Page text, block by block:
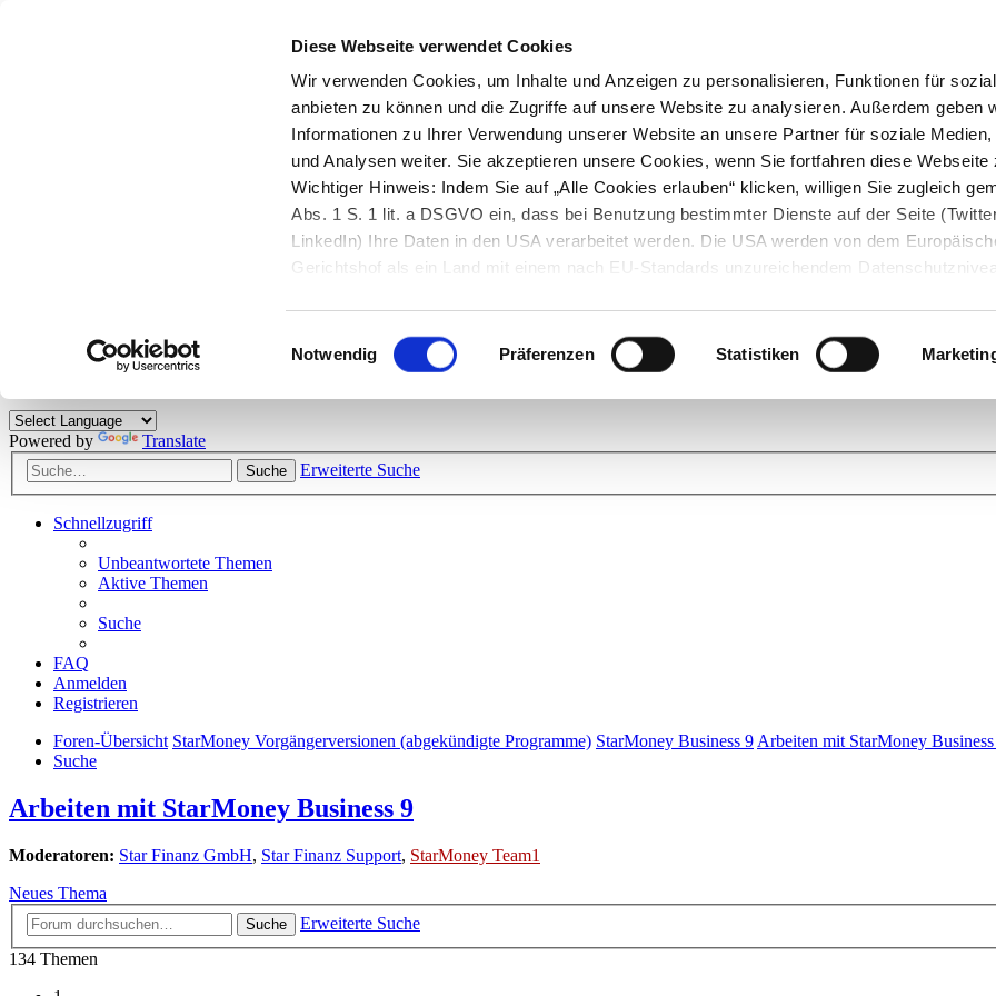
Diese Webseite verwendet Cookies
Wir verwenden Cookies, um Inhalte und Anzeigen zu personalisieren, Funktionen für
anbieten zu können und die Zugriffe auf unsere Website zu analysieren. Außerdem geben
Informationen zu Ihrer Verwendung unserer Website an unsere Partner für soziale Medien,
und Analysen weiter. Sie akzeptieren unsere Cookies, wenn Sie fortfahren diese Webseite
Wichtiger Hinweis: Indem Sie auf „Alle Cookies erlauben“ klicken, willigen Sie zugleich
Abs. 1 S. 1 lit. a DSGVO ein, dass bei Benutzung bestimmter Dienste auf der Seite
LinkedIn) Ihre Daten in den USA verarbeitet werden. Die USA werden von dem
Gerichtshof als ein Land mit einem nach EU-Standards unzureichendem
Einwilligungsauswahl
Notwendig Präferenzen Statistiken
Herzlich willkommen!
Kunden viele nützliche Hilfestellungen und interessante Tipps und Tricks. Stellen Sie Ihre Fragen und helfen Sie mit Ihrem Wissen anderen
Powered by Translate
Suche Erweiterte Suche
Schnellzugriff
Unbeantwortete Themen
Aktive Themen
Suche
FAQ
Anmelden
Registrieren
Foren-Übersicht StarMoney Vorgängerversionen (abgekündigte Programme) StarMoney Business 9Arbeiten mit StarMoney
Suche
Arbeiten mit StarMoney Business 9
Moderatoren: Star Finanz GmbH, Star Finanz Support, StarMoney Team1
Neues Thema
Suche
Erweiterte Suche
134 Themen